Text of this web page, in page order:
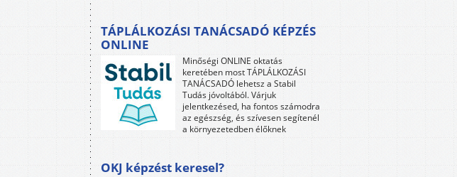
TÁPLÁLKOZÁSI TANÁCSADÓ KÉPZÉS
ONLINE
Minőségi ONLINE oktatás
keretében most TÁPLÁLKOZÁSI
TANÁCSADÓ lehetsz a Stabil
Tudás jóvoltából. Várjuk
jelentkezésed, ha fontos számodra
az egészség, és szívesen segítenél
a környezetedben élőknek
OKJ képzést keresel?